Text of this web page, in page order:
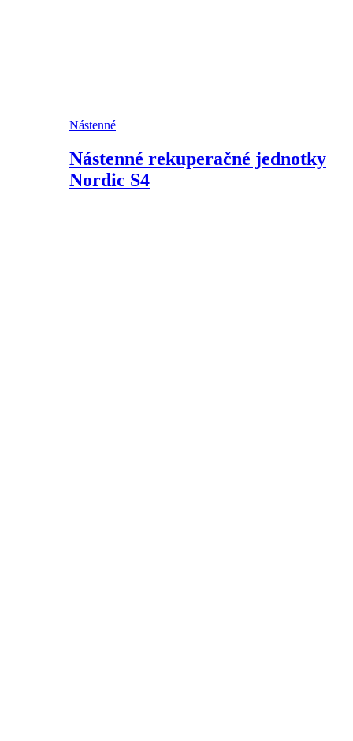
Nástenné
Nástenné rekuperačné jednotky
Nordic S4